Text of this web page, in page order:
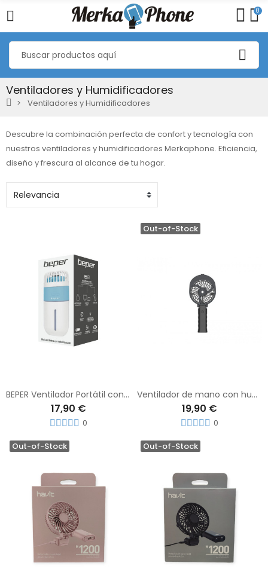
0
Ventiladores y Humidificadores
Ventiladores y Humidificadores
Descubre la combinación perfecta de confort y tecnología con
nuestros ventiladores y humidificadores Merkaphone. Eficiencia,
diseño y frescura al alcance de tu hogar.
BEPER Ventilador Portátil con Mini Nebulador con 3 Velocidades y luces LED
17,90 €
0
Out-of-Stock
Ventilador de mano con humificador Negro H1201
19,90 €
0
Out-of-Stock Out-of-Stock